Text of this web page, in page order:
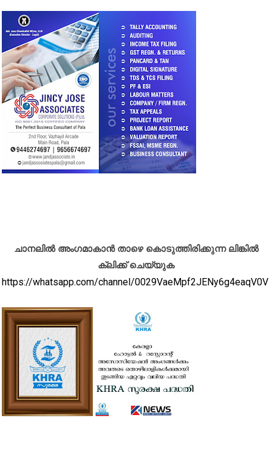
ചാനലിൽ അംഗമാകാൻ താഴെ കൊടുത്തിരിക്കുന്ന ലിങ്കിൽ
ക്ലിക്ക് ചെയ്യുക
https://whatsapp.com/channel/0029VaeMpf2JENy6g4eaqV0V